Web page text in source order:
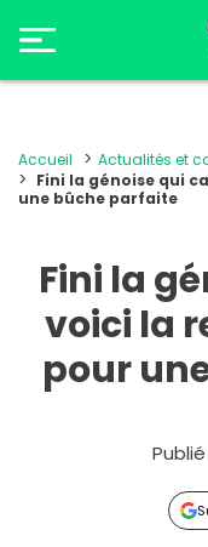
Accueil Actualités et
Fini la génoise qui
une bûche parfaite
Fini la
voici la
pour